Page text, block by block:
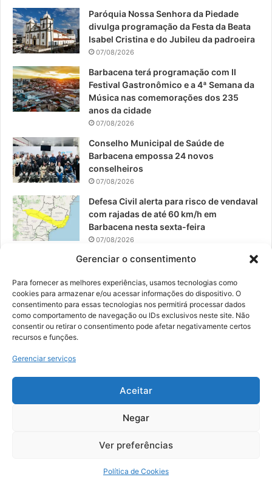
Gerenciar o consentimento
Para fornecer as melhores experiências, usamos tecnologias como
cookies para armazenar e/ou acessar informações do dispositivo. O
consentimento para essas tecnologias nos permitirá processar dados
como comportamento de navegação ou IDs exclusivos neste site. Não
consentir ou retirar o consentimento pode afetar negativamente certos
recursos e funções.
Gerenciar serviços
Aceitar
Negar
Ver preferências
Política de Cookies
b
o
k
u
b
a
g
a
Paróquia Nossa Senhora da Piedade
divulga programação da Festa da Beata
Isabel Cristina e do Jubileu da padroeira
07/08/2026
Barbacena terá programação com II
Festival Gastronômico e a 4ª Semana da
Música nas comemorações dos 235
anos da cidade
07/08/2026
Conselho Municipal de Saúde de
Barbacena empossa 24 novos
conselheiros
07/08/2026
Defesa Civil alerta para risco de vendaval
com rajadas de até 60 km/h em
Barbacena nesta sexta-feira
07/08/2026
EPCAR tem a melhor nota do IDEB no
06/08/2026
© 2026, Todos os direitos reservados | Desenvolvido por:
Digital Business| Hospedado por:NP Publicidade
Fale Conosco
Sobre Nós
Política de Segurança e Privacidade
Facebook
YouTubeInstagram